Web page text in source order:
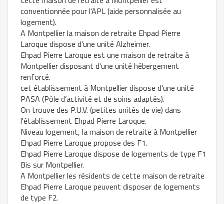
conventionnée pour l'APL (aide personnalisée au
logement).
A Montpellier la maison de retraite Ehpad Pierre
Laroque dispose d'une unité Alzheimer.
Ehpad Pierre Laroque est une maison de retraite à
Montpellier disposant d'une unité hébergement
renforcé.
cet établissement à Montpellier dispose d'une unité
PASA (Pôle d’activité et de soins adaptés).
On trouve des P.U.V. (petites unités de vie) dans
l'établissement Ehpad Pierre Laroque.
Niveau logement, la maison de retraite à Montpellier
Ehpad Pierre Laroque propose des F1.
Ehpad Pierre Laroque dispose de logements de type F1
Bis sur Montpellier.
A Montpellier les résidents de cette maison de retraite
Ehpad Pierre Laroque peuvent disposer de logements
de type F2.